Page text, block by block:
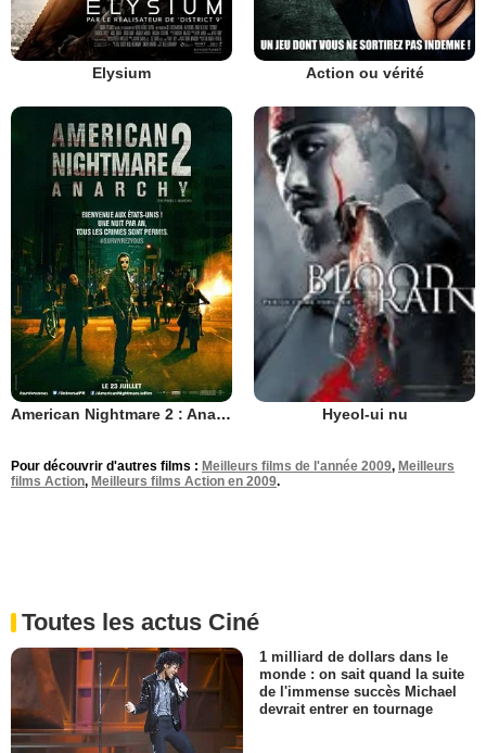
Elysium Action ou vérité
American Nightmare 2 : Anarchy Hyeol-ui nu
Pour découvrir d'autres films : Meilleurs films de l'année 2009, Meilleurs
films Action, Meilleurs films Action en 2009.
Toutes les actus Ciné
1 milliard de dollars dans le
monde : on sait quand la suite
de l'immense succès Michael
devrait entrer en tournage